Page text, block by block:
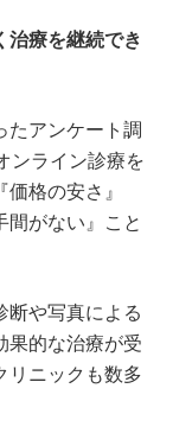
治療を継続でき
たアンケート調
ンライン診療を
格の安さ』
間がない』こと
断や写真による
果的な治療が受
リニックも数多